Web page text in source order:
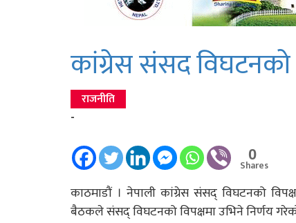
कांग्रेस संसद विघटनको
राजनीति
-
0
Shares
काठमाडौं । नेपाली कांग्रेस संसद् विघटनको
बैठकले संसद् विघटनको विपक्षमा उभिने निर्णय